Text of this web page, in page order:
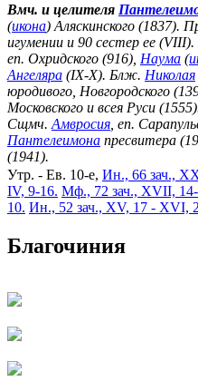
Вмч. и целителя
(икона) Аляскинского (1837).
игумении и 90 сестер ее (VIII).
еп. Охридского (916), Наума (
Ангеляра (IX-X). Блж. Николая
юродивого, Новгородского
Московского и всея Руси
Сщмч. Амвросия , еп.
Пантелеимона пресвитера
(1941).
Утр. - Ев. 10-е, Ин., 66 зач.,
IV, 9-16. Мф., 72 зач., XVII,
10. Ин., 52 зач., XV, 17 - XVI,
Благочиния